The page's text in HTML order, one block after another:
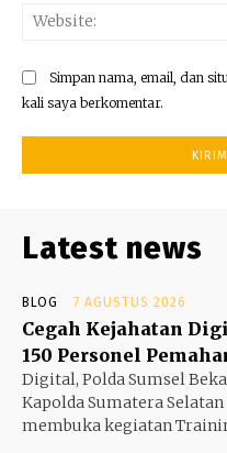
Simpan nama, email, dan
kali saya berkomentar.
Latest news
BLOG 7 AGUSTUS 2026
Cegah Kejahatan
150 Personel
Digital, Polda Sumsel
Kapolda Sumatera
membuka kegiatan